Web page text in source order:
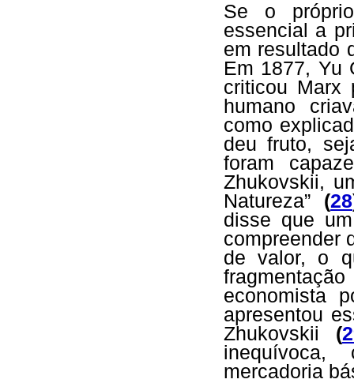
Se o
essencial a
em resultado
Em 1877, Yu
criticou Marx
humano
como
deu fruto,
foram
Zhukovskii,
Natureza” (28
disse que
compreender
de valor, o
economista
apresentou
Zhukovskii (
mercadoria